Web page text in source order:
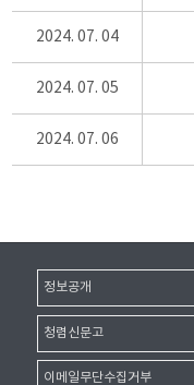
2024. 07. 04
2024. 07. 05
2024. 07. 06
정보공개
청렴신문고
이메일무단수집거부